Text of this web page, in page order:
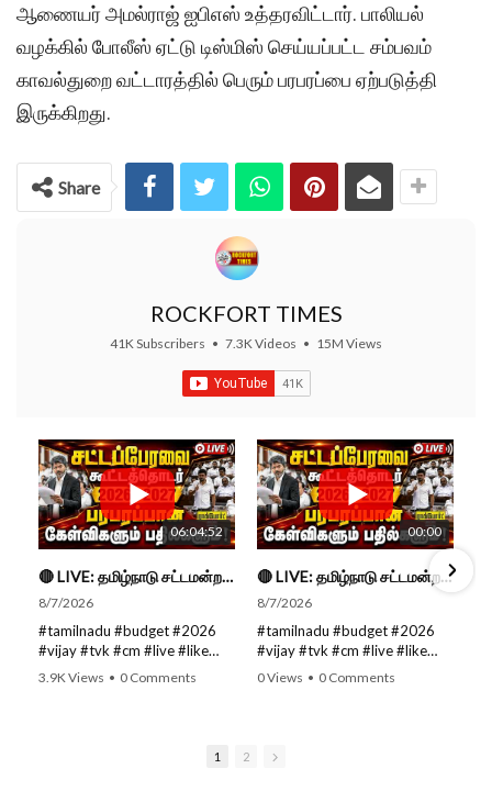
ஆணையர் அமல்ராஜ் ஐபிஎஸ் உத்தரவிட்டார். பாலியல்
வழக்கில் போலீஸ் ஏட்டு டிஸ்மிஸ் செய்யப்பட்ட சம்பவம்
காவல்துறை வட்டாரத்தில் பெரும் பரபரப்பை ஏற்படுத்தி
இருக்கிறது.
Share
ROCKFORT TIMES
41K Subscribers • 7.3K Videos • 15M Views
06:04:52
🔴 LIVE: தமிழ்நாடு சட்டமன்றப் பேரவை கூட்டத்தொடர் - நிதிநிலை அறிக்கை மீது விவாதம் #live #budget #video
8/7/2026
#tamilnadu #budget #2026
#vijay #tvk #cm #live #like
#viral #nowtrending #video
ROCKFORT TIMES for NEW
3.9K Views • 0 Comments
00:00
🔴 LIVE: தமிழ்நாடு சட்டமன்றப் பேரவை கூட்டத்தொடர் - நிதிநிலை அறிக்கை மீது விவாதம் #live #budget #video
8/7/2026
#tamilnadu #budget #2026
#vijay #tvk #cm #live #like
#viral #nowtrending #video
0 Views • 0 Comments
1 2